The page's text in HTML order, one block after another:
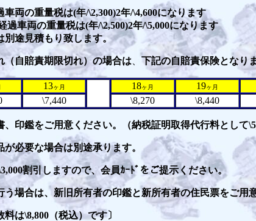
両の重量税は(年/\2,300)2年/\4,600になります
の重量税は(年/\2,500)2年/\5,000になります
途見積もり致します。
自賠責期限切れ）の場合は 下記の自賠責保険となり
13ヶ月 18ヶ月 19ヶ月
\7,440 \8,270 \8,440
印鑑をご用意ください。（納税証明取得代行料として
必要な場合は別途承ります。
割引しますので、会員ｶｰﾄﾞをご提示ください。
場合は、新旧所有者の印鑑と新所有者の住民票をご用意
（税込）です〕